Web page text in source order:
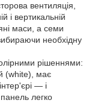
вентиляція,
і вертикальній
маси, а семи
необхідну
рішеннями:
(white), має
— і
легко